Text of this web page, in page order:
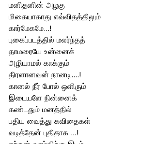
மனிதனின் அழகு
மிகையாகாது எவ்விதத்திலும்
கார்மேகமே...!
புகைப்படத்தில் மலர்ந்தத்
தாமரையே உன்னைக்
அழியாமல் காக்கும்
திரளானவன் நானடி....!
கானல் நீர் போல் ஒளிரும்
இடையளே நின்னைக்
கண்டதும் மனத்தில்
பதிய வைத்து கவிதைகள்
வடித்தேன் புதிதாக ...!